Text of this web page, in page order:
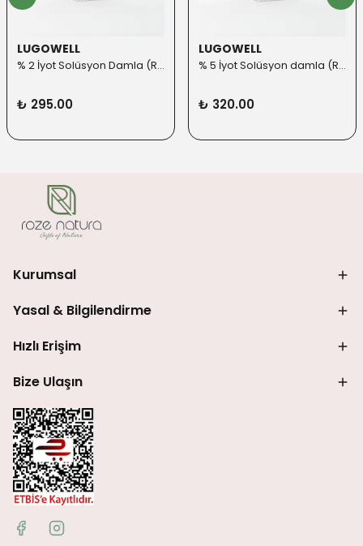
LUGOWELL
% 2 İyot Solüsyon Damla (Roll-on Başlık ilaveli)
₺ 295.00
LUGOWELL
% 5 İyot Solüsyon damla (Roll-on Başlık ilaveli)
₺ 320.00
Kurumsal
Yasal & Bilgilendirme
Hızlı Erişim
Bize Ulaşın